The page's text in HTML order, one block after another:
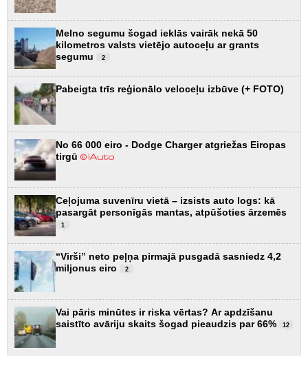
Melno segumu šogad ieklās vairāk nekā 50
kilometros valsts vietējo autoceļu ar grants
segumu
2
Pabeigta trīs reģionālo veloceļu izbūve (+ FOTO)
No 66 000 eiro - Dodge Charger atgriežas Eiropas
tirgū
Ceļojuma suvenīru vietā – izsists auto logs: kā
pasargāt personīgās mantas, atpūšoties ārzemēs
1
“Virši” neto peļņa pirmajā pusgadā sasniedz 4,2
miljonus eiro
2
Vai pāris minūtes ir riska vērtas? Ar apdzīšanu
saistīto avāriju skaits šogad pieaudzis par 66%
12